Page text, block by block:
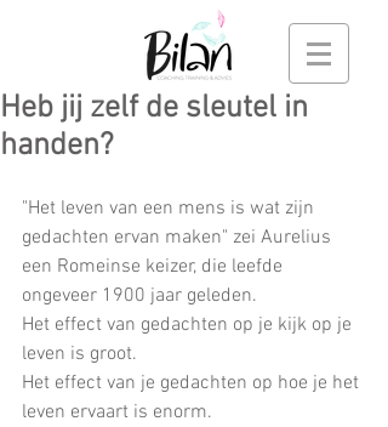
Heb jij zelf de sleutel in
handen?
"Het leven van een mens is wat zijn
gedachten ervan maken" zei Aurelius
een Romeinse keizer, die leefde
ongeveer 1900 jaar geleden.
Het effect van gedachten op je kijk op je
leven is groot.
Het effect van je gedachten op hoe je het
leven ervaart is enorm.